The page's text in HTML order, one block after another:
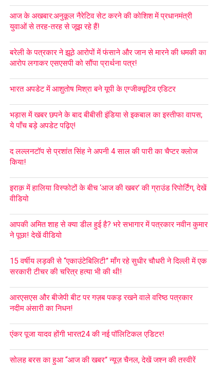
आज के अखबार:अनुकूल नैरेटिव सेट करने की कोशिश में प्रधानमंत्री
युवाओं से तरह-तरह से जूझ रहे हैं!
बरेली के पत्रकार ने झूठे आरोपों में फंसाने और जान से मारने की धमकी का
आरोप लगाकर एसएसपी को सौंपा प्रार्थना पत्र!
भारत अपडेट में आशुतोष मिश्रा बने यूपी के एग्जीक्यूटिव एडिटर
भड़ास में खबर छपने के बाद बीबीसी इंडिया से इकबाल का इस्तीफा वापस;
ये पाँच बड़े अपडेट पढ़िए!
द लल्लनटॉप से प्रशांत सिंह ने अपनी 4 साल की पारी का चैप्टर क्लोज
किया!
इराक़ में हालिया विस्फोटों के बीच ‘आज की खबर’ की ग्राउंड रिपोर्टिंग, देखें
वीडियो
आपकी अमित शाह से क्या डील हुई है? भरे सभागार में पत्रकार नवीन कुमार
ने पूछा! देखें वीडियो
15 वर्षीय लड़की से “एकाउंटेबिलिटी” माँग रहे सुधीर चौधरी ने दिल्ली में एक
सरकारी टीचर की चरित्र हत्या भी की थी!
आरएसएस और बीजेपी बीट पर गज़ब पकड़ रखने वाले वरिष्ठ पत्रकार
नदीम अंसारी का निधन!
एंकर पूजा यादव होंगी भारत24 की नई पॉलिटिकल एडिटर!
सोलह बरस का हुआ “आज की खबर” न्यूज़ चैनल, देखें जश्न की तस्वीरें